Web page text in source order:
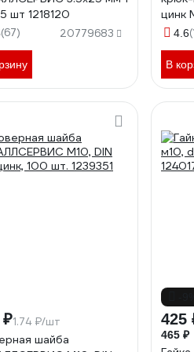
шт 1218120
(67) 20779683
цинк
4.6
В
₽1.74 ₽/шт
шайба
425
465 ₽